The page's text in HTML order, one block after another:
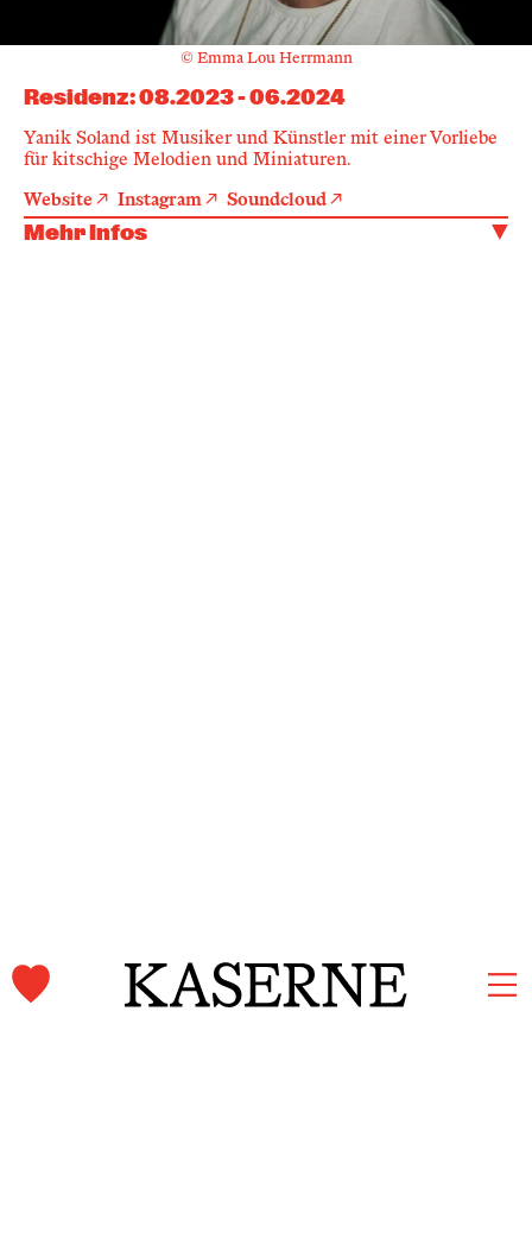
© Emma Lou Herrmann
Residenz:08.2023-06.2024
Yanik Soland ist Musiker und Künstler mit einer Vorliebe
für kitschige Melodien und Miniaturen.
Website Instagram Soundcloud
Mehr Infos